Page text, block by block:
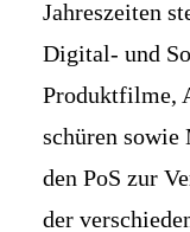
Jahres­zeiten
Digital- und
Produkt­filme,
schüren
den PoS zur
der